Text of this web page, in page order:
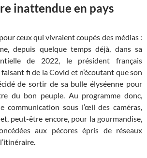
inattendue en pays
ceux qui vivraient coupés des médias :
depuis quelque temps déjà, dans sa
de 2022, le président français
fi de la Covid et n’écoutant que son
de sortir de sa bulle élyséenne pour
du bon peuple. Au programme donc,
communication sous l’œil des caméras,
peut-être encore, pour la gourmandise,
aux pécores épris de réseaux